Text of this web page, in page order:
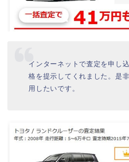
インターネットで査定を申し
格を提示してくれました。是
用したいです。